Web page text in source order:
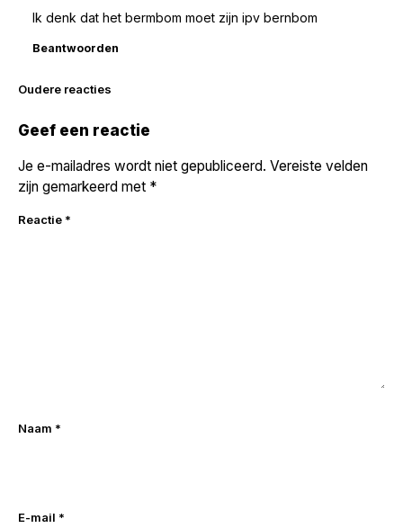
Ik denk dat het bermbom moet zijn ipv bernbom
Beantwoorden
Reacties
Oudere reacties
Geef een reactie
Je e-mailadres wordt niet gepubliceerd. Vereiste velden
zijn gemarkeerd met *
Reactie *
Naam *
E-mail *